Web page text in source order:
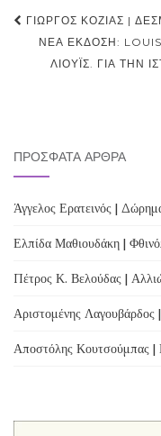
Post
navigation
ΓΙΏΡΓΟΣ ΚΟΖΊΑΣ |
ΝΈΑ ΈΚΔΟΣΗ:
ΛΙΟΎΙΣ. ΓΙΑ ΤΗΝ
ΠΡΌΣΦΑΤΑ ΆΡΘΡΑ
Άγγελος Ερατεινός |
Ελπίδα Μαθιουδάκη |
Πέτρος Κ. Βελούδας |
Αριστομένης
Αποστόλης Κουτσούμπας |